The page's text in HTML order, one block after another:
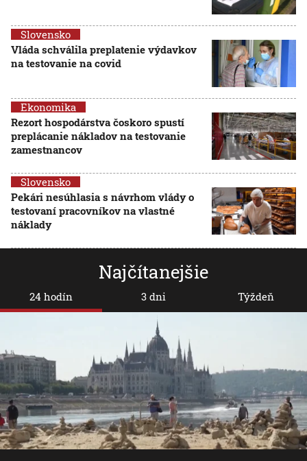
Slovensko
Vláda schválila preplatenie výdavkov
na testovanie na covid
Ekonomika
Rezort hospodárstva čoskoro spustí
preplácanie nákladov na testovanie
zamestnancov
Slovensko
Pekári nesúhlasia s návrhom vlády o
testovaní pracovníkov na vlastné
náklady
Najčítanejšie
24 hodín 3 dni Týždeň